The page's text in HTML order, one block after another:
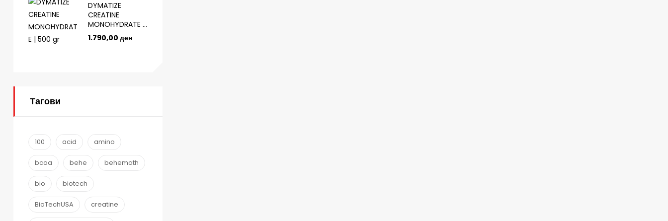
DYMATIZE
CREATINE
MONOHYDRATE |
500 gr
1.790,00 ден
Тагови
100 acid amino
bcaa behe behemoth
bio biotech
BioTechUSA creatine